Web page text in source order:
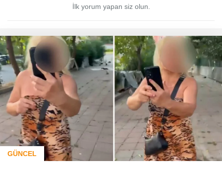
İlk yorum yapan siz olun.
GÜNCEL